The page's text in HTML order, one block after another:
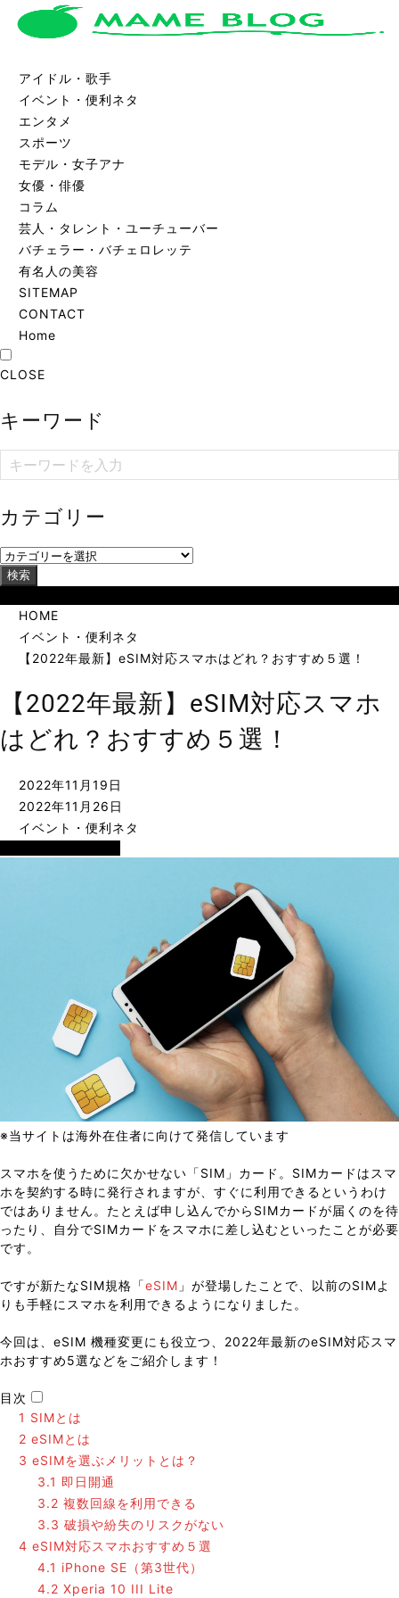
アイドル・歌手
イベント・便利ネタ
エンタメ
スポーツ
モデル・女子アナ
女優・俳優
コラム
芸人・タレント・ユーチューバー
バチェラー・バチェロレッテ
有名人の美容
SITEMAP
CONTACT
Home
CLOSE
キーワード
カテゴリー
検索
HOME
イベント・便利ネタ
【2022年最新】eSIM対応スマホはどれ？おすすめ５選！
【2022年最新】eSIM対応スマホ
はどれ？おすすめ５選！
2022年11月19日
2022年11月26日
イベント・便利ネタ
※当サイトは海外在住者に向けて発信しています
スマホを使うために欠かせない「SIM」カード。SIMカードはスマ
ホを契約する時に発行されますが、すぐに利用できるというわけ
ではありません。たとえば申し込んでからSIMカードが届くのを待
ったり、自分でSIMカードをスマホに差し込むといったことが必要
です。
ですが新たなSIM規格「eSIM 」が登場したことで、以前のSIMよ
りも手軽にスマホを利用できるようになりました。
今回は、eSIM 機種変更にも役立つ、2022年最新のeSIM対応スマ
ホおすすめ5選などをご紹介します！
目次
1 SIMとは
2 eSIMとは
3 eSIMを選ぶメリットとは？
3.1 即日開通
3.2 複数回線を利用できる
3.3 破損や紛失のリスクがない
4 eSIM対応スマホおすすめ５選
4.1 iPhone SE（第3世代）
4.2 Xperia 10 III Lite